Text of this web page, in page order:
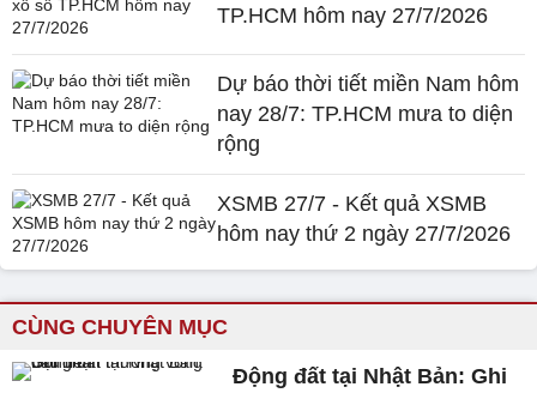
TP.HCM hôm nay 27/7/2026
Dự báo thời tiết miền Nam hôm
nay 28/7: TP.HCM mưa to diện
rộng
XSMB 27/7 - Kết quả XSMB
hôm nay thứ 2 ngày 27/7/2026
CÙNG CHUYÊN MỤC
Động đất tại Nhật Bản: Ghi